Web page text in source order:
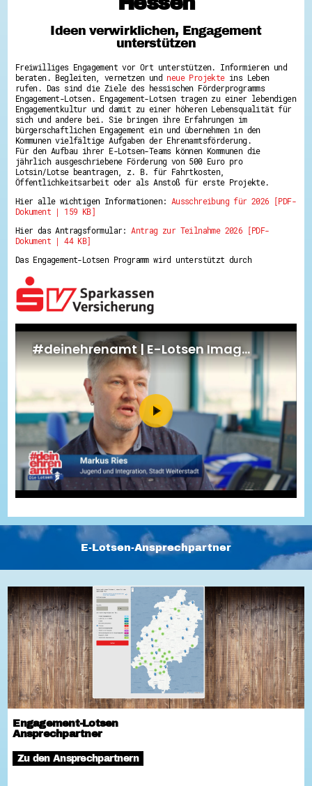
Hessen hilft Ukraine
Zeig uns dein Ehrenamt
Wettbewerb | Trikotwettbewerb
Wettbewerb | 80 Jahre Hessen - Engagement
mit Herz
8 Vereine x 80 Jahre x 1.000 €
Ausgezeichnete Projekte
Menschen des Respekts
SHARE IT: Teile deine Infos!
Gestalte dein Ehrenamt
Ehrenamts-Card Hessen
Engagement-Lotsen
Crowdfunding - Viele schaffen mehr
Ehrentag
Hessen engagiert - Digitale Themenabende
Kompetenznachweis Hessen
Service-Learning
Mach dich schlau
GEMA-Pakt
Di@-Lotsen in Hessen
Energiepreiskrise und Ehrenamt
Flüchtlingshilfe + Integration
Generationsübergreifend aktiv
Patenschaftsprojekte
Qualifizierung & Fortbildung
Stiftungen
Vereine, Spenden, Steuern - Gut zu Wissen
Versicherungsschutz
Wissenswertes rund um dein Ehrenamt
Zahlen, Daten, Fakten aus Hessen
Service
Suche
Downloads
Kontakt
Impressum
Barriere melden
Ideen verwirklichen, Engagement
unterstützen
Freiwilliges Engagement vor Ort unterstützen. Informieren und
beraten. Begleiten, vernetzen und neue Projekteins Leben
rufen. Das sind die Ziele des hessischen Förderprogramms
Engagement-Lotsen. Engagement-Lotsen tragen zu einer lebendigen
Engagementkultur und damit zu einer höheren Lebensqualität für
sich und andere bei. Sie bringen ihre Erfahrungen im
bürgerschaftlichen Engagement ein und übernehmen in den
Kommunen vielfältige Aufgaben der Ehrenamtsförderung.
Für den Aufbau ihrer E-Lotsen-Teams können Kommunen die
jährlich ausgeschriebene Förderung von 500 Euro pro
Lotsin/Lotse beantragen, z. B. für Fahrtkosten,
Öffentlichkeitsarbeit oder als Anstoß für erste Projekte.
Hier alle wichtigen Informationen: Ausschreibung für 2026 [PDF-
Dokument | 159 KB]
Hier das Antragsformular:Antrag zur Teilnahme 2026 [PDF-
Dokument | 44 KB]
Das Engagement-Lotsen Programm wird unterstützt durch
E-Lotsen-Ansprechpartner
Engagement-Lotsen
Ansprechpartner
Zu den Ansprechpartnern